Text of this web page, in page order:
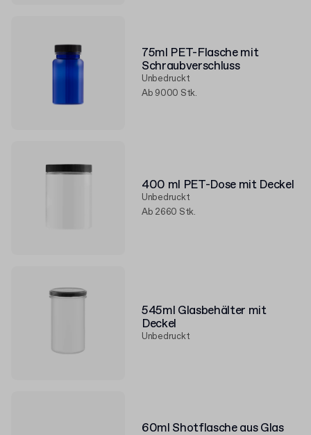
75ml PET-Flasche mit
Schraubverschluss
Unbedruckt
Ab 9000 Stk.
400 ml PET-Dose mit Deckel
Unbedruckt
Ab 2660 Stk.
545ml Glasbehälter mit
Deckel
Unbedruckt
60ml Shotflasche aus Glas